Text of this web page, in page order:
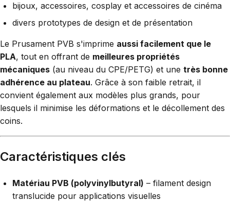
bijoux, accessoires, cosplay et accessoires de cinéma
divers prototypes de design et de présentation
Le Prusament PVB s'imprime aussi facilement que le
PLA, tout en offrant de meilleures propriétés
mécaniques (au niveau du CPE/PETG) et une très bonne
adhérence au plateau. Grâce à son faible retrait, il
convient également aux modèles plus grands, pour
lesquels il minimise les déformations et le décollement des
coins.
Caractéristiques clés
Matériau PVB (polyvinylbutyral) – filament design
translucide pour applications visuelles